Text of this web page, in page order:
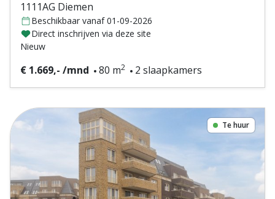
1111AG Diemen
Beschikbaar vanaf 01-09-2026
Direct inschrijven via deze site
Nieuw
€ 1.669,- /mnd 80 m2 2 slaapkamers
Te huur